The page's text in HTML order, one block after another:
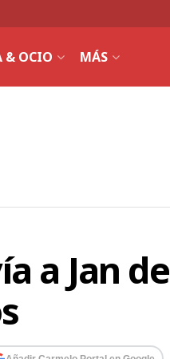
& OCIO MÁS
a Jan de